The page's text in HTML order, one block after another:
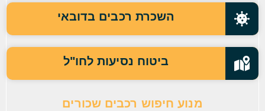
השכרת רכבים בדובאי
ביטוח נסיעות לחו"ל
מנוע חיפוש רכבים שכורים